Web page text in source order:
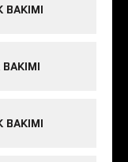
BAKIMI
BAKIMI
BAKIMI